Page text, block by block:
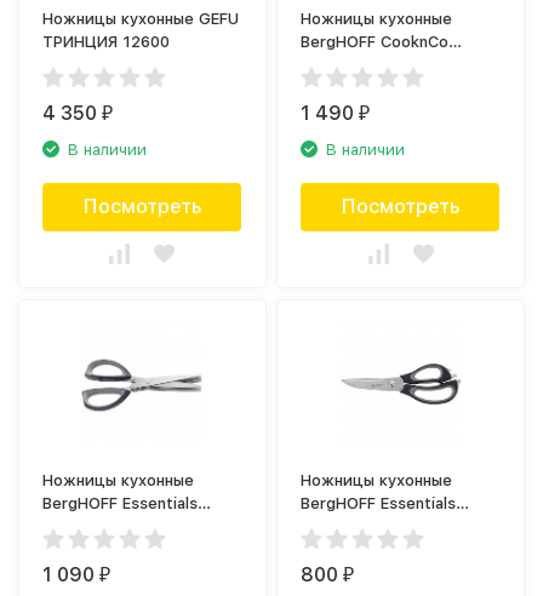
Ножницы кухонные GEFU
ТРИНЦИЯ 12600
4 350₽
В наличии
Посмотреть
Ножницы кухонные
BergHOFF CooknCo
2800409
1 490₽
В наличии
Посмотреть
Ножницы кухонные
BergHOFF Essentials
1106253
1 090₽
Ножницы кухонные
BergHOFF Essentials
1106255
800₽